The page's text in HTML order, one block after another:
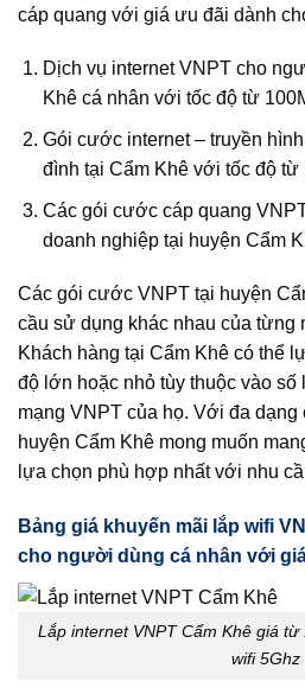
cáp quang với giá ưu đãi dành
Dịch vụ internet VNPT cho
Khê cá nhân với tốc độ từ
Gói cước internet – truyền
đình tại Cẩm Khê với tốc độ từ
Các gói cước cáp quang
doanh nghiệp tại huyện Cẩm
Các gói cước VNPT tại huyện
cầu sử dụng khác nhau của từng
Khách hàng tại Cẩm Khê có thể
độ lớn hoặc nhỏ tùy thuộc vào
mạng VNPT của họ. Với đa
huyện Cẩm Khê mong muốn
lựa chọn phù hợp nhất với nhu
Bảng giá khuyến mãi lắp wifi
cho người dùng cá nhân với
Lắp internet VNPT Cẩm Khê giá
wifi 5Ghz